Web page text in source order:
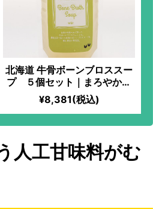
北海道 牛骨ボーンブロススー
プ ５個セット｜まろやかな
味わいで後味すっきり 身体
にしみ渡るやさしいおいしさ
¥8,381(税込)
人工甘味料がむ